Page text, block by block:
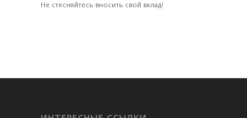
Не стесняйтесь вносить свой вклад!